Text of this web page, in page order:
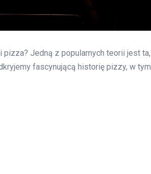
Jedną z popularnych teorii jest ta,
fascynującą historię pizzy, w tym